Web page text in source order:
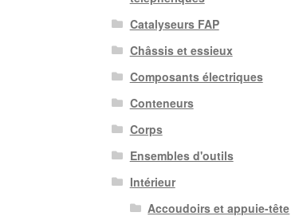
Catalyseurs FAP
Châssis et essieux
Composants électriques
Conteneurs
Corps
Ensembles d'outils
Intérieur
Accoudoirs et appuie-tête